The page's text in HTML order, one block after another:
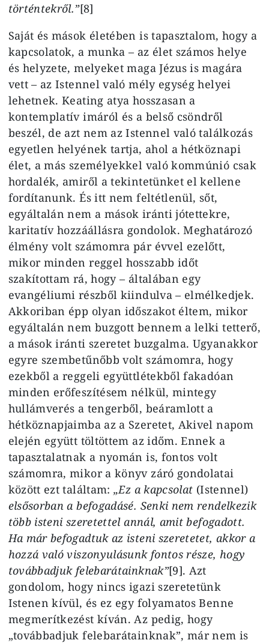
történtekről.”[8]
Saját és mások életében is tapasztalom, hogy a
kapcsolatok, a munka – az élet számos helye
és helyzete, melyeket maga Jézus is magára
vett – az Istennel való mély egység helyei
lehetnek. Keating atya hosszasan a
kontemplatív imáról és a belső csöndről
beszél, de azt nem az Istennel való találkozás
egyetlen helyének tartja, ahol a hétköznapi
élet, a más személyekkel való kommúnió csak
hordalék, amiről a tekintetünket el kellene
fordítanunk. És itt nem feltétlenül, sőt,
egyáltalán nem a mások iránti jótettekre,
karitatív hozzáállásra gondolok. Meghatározó
élmény volt számomra pár évvel ezelőtt,
mikor minden reggel hosszabb időt
szakítottam rá, hogy – általában egy
evangéliumi részből kiindulva – elmélkedjek.
Akkoriban épp olyan időszakot éltem, mikor
egyáltalán nem buzgott bennem a lelki tetterő,
a mások iránti szeretet buzgalma. Ugyanakkor
egyre szembetűnőbb volt számomra, hogy
ezekből a reggeli együttlétekből fakadóan
minden erőfeszítésem nélkül, mintegy
hullámverés a tengerből, beáramlott a
hétköznapjaimba az a Szeretet, Akivel napom
elején együtt töltöttem az időm. Ennek a
tapasztalatnak a nyomán is, fontos volt
számomra, mikor a könyv záró gondolatai
között ezt találtam:„Ez a kapcsolat (Istennel)
elsősorban a befogadásé. Senki nem rendelkezik
több isteni szeretettel annál, amit befogadott.
Ha már befogadtuk az isteni szeretetet, akkor a
hozzá való viszonyulásunk fontos része, hogy
továbbadjuk felebarátainknak”[9]. Azt
gondolom, hogy nincs igazi szeretetünk
Istenen kívül, és ez egy folyamatos Benne
megmerítkezést kíván. Az pedig, hogy
„továbbadjuk felebarátainknak”, már nem is